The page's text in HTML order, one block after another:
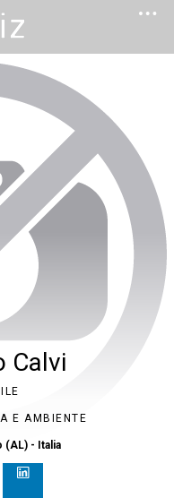
Calvi
E AMBIENTE
(AL) - Italia